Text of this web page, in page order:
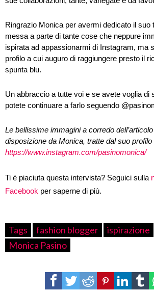
Ringrazio Monica per avermi dedicato il suo
messa a parte di tante cose che neppure
ispirata ad appassionarmi di Instagram, ma
profilo a cui auguro di raggiungere presto il
spunta blu.
Un abbraccio a tutte voi e se avete voglia di
potete continuare a farlo seguendo
Le bellissime immagini a corredo
disposizione da Monica, tratte dal suo profilo
https://www.instagram.com/pasinomonica/
Ti è piaciuta questa intervista? Seguici sulla
Facebook per saperne di più.
Tags fashion blogger ispirazione
Monica Pasino